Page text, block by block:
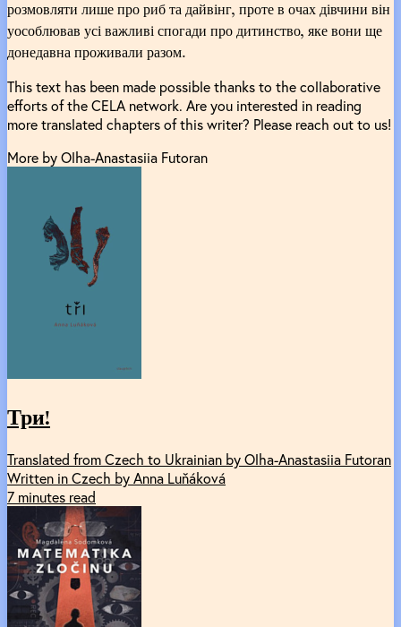
розмовляти лише про риб та дайвінг, проте в очах дівчини він
уособлював усі важливі спогади про дитинство, яке вони ще
донедавна проживали разом.
This text has been made possible thanks to the collaborative
efforts of the CELA network. Are you interested in reading
more translated chapters of this writer? Please reach out to us!
More by Olha-Anastasiia Futoran
Три!
Translated from Czech to Ukrainian by Olha-Anastasiia Futoran
Written in Czech by Anna Luňáková
7 minutes read